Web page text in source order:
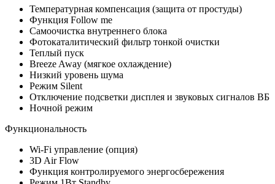
Температурная компенсация (защита от простуды)
Функция Follow me
Самоочистка внутреннего блока
Фотокаталитический фильтр тонкой очистки
Теплый пуск
Breeze Away (мягкое охлаждение)
Низкий уровень шума
Режим Silent
Отключение подсветки дисплея и звуковых сигналов ВБ
Ночной режим
Функциональность
Wi-Fi управление (опция)
3D Air Flow
Функция контролируемого энергосбережения